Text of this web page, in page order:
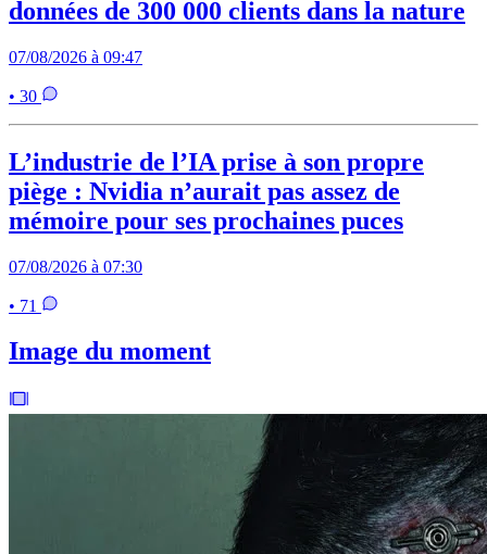
données de 300 000 clients dans la nature
07/08/2026 à 09:47
• 30
L’industrie de l’IA prise à son propre
piège : Nvidia n’aurait pas assez de
mémoire pour ses prochaines puces
07/08/2026 à 07:30
• 71
Image du moment